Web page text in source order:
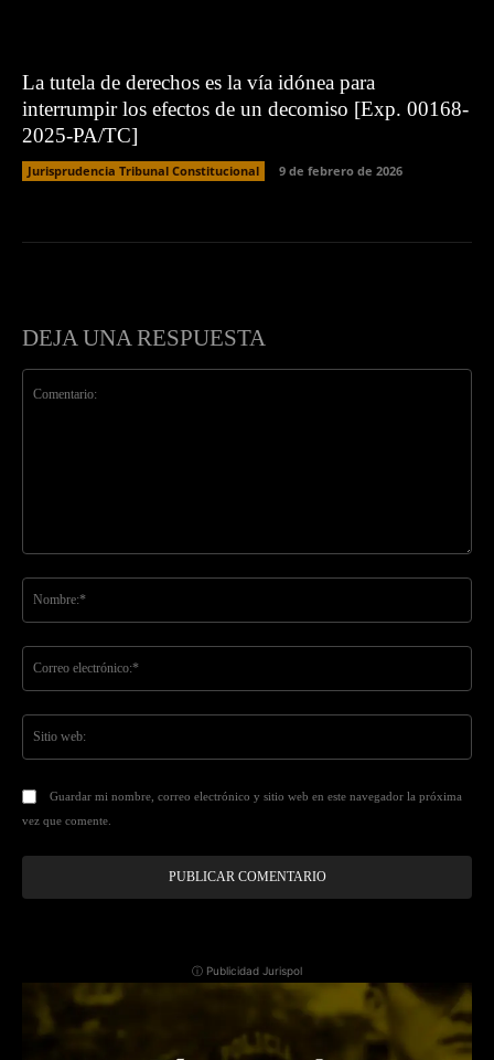
La tutela de derechos es la vía idónea para
interrumpir los efectos de un decomiso [Exp. 00168-
2025-PA/TC]
Jurisprudencia Tribunal Constitucional 9 de febrero de 2026
DEJA UNA RESPUESTA
Guardar mi nombre, correo electrónico y sitio web en este navegador la próxima
vez que comente.
ⓘ Publicidad Jurispol